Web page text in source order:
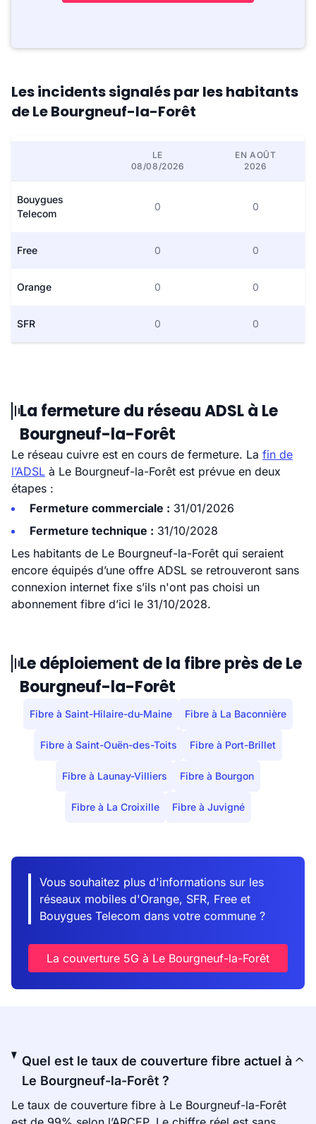
Les incidents signalés par les habitants
de Le Bourgneuf-la-Forêt
LE
08/08/2026
EN AOÛT
2026
Bouygues
Telecom
0 0
Free 0 0
Orange 0 0
SFR 0 0
La fermeture du réseau ADSL à Le
Bourgneuf-la-Forêt
Le réseau cuivre est en cours de fermeture. La fin de
l’ADSL à Le Bourgneuf-la-Forêt est prévue en deux
étapes :
Fermeture commerciale : 31/01/2026
Fermeture technique : 31/10/2028
Les habitants de Le Bourgneuf-la-Forêt qui seraient
encore équipés d’une offre ADSL se retrouveront sans
connexion internet fixe s’ils n'ont pas choisi un
abonnement fibre d’ici le 31/10/2028.
Le déploiement de la fibre près de Le
Bourgneuf-la-Forêt
Fibre à Saint-Hilaire-du-Maine Fibre à La Baconnière
Fibre à Saint-Ouën-des-Toits Fibre à Port-Brillet
Fibre à Launay-Villiers Fibre à Bourgon
Fibre à La Croixille Fibre à Juvigné
Vous souhaitez plus d'informations sur les
réseaux mobiles d'Orange, SFR, Free et
Bouygues Telecom dans votre commune ?
La couverture 5G à Le Bourgneuf-la-Forêt
Quel est le taux de couverture fibre actuel à
Le Bourgneuf-la-Forêt ?
Le taux de couverture fibre à Le Bourgneuf-la-Forêt